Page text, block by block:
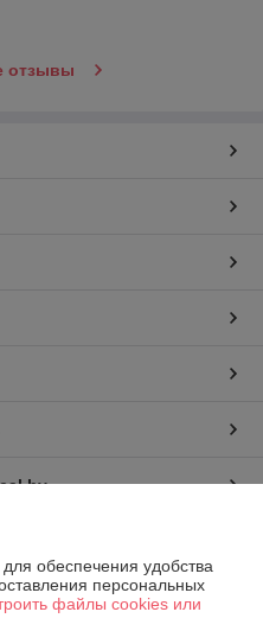
отзывы
ул.Сырокомли, д.38, пом.2Н
обеспечения удобства
персональных
файлы cookies или